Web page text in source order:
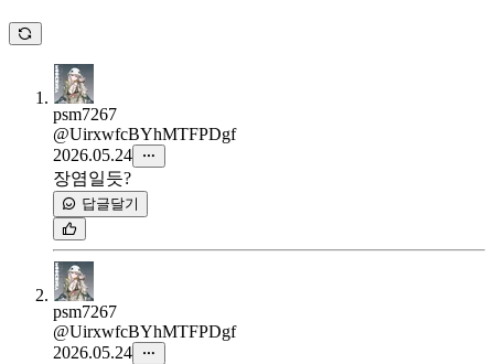
psm7267
@UirxwfcBYhMTFPDgf
2026.05.24
장염일듯?
답글달기
psm7267
@UirxwfcBYhMTFPDgf
2026.05.24